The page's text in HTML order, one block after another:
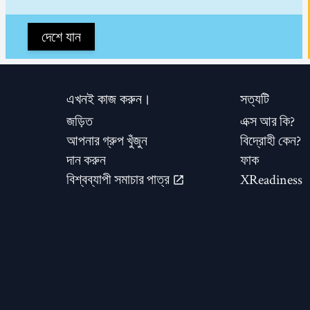
দেশে যান
এখনই কাজ করুন।
জড়িত
আপনার গ্রুপ খুঁজুন
দান করুন
বিশ্বব্যাপী সমাচার পাত্র
সত্যটি
এক্স আর কি?
বিদ্রোহী কেন?
ফাক
XReadiness